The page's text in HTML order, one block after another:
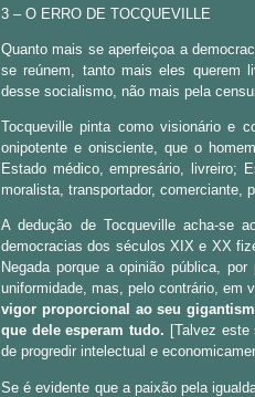
3 – O ERRO DE TOCQUEVILLE
Quanto mais se aperfeiçoa a
se reúnem, tanto mais eles querem
desse socialismo, não mais pela
Tocqueville pinta como visionário e
onipotente e onisciente, que o
Estado médico, empresário, livreiro;
moralista, transportador, comerciante,
A dedução de Tocqueville acha-se
democracias dos séculos XIX e XX
Negada porque a opinião pública,
uniformidade, mas, pelo contrário, em
vigor proporcional ao seu
que dele esperam tudo. [Talvez
de progredir intelectual e
Se é evidente que a paixão pela